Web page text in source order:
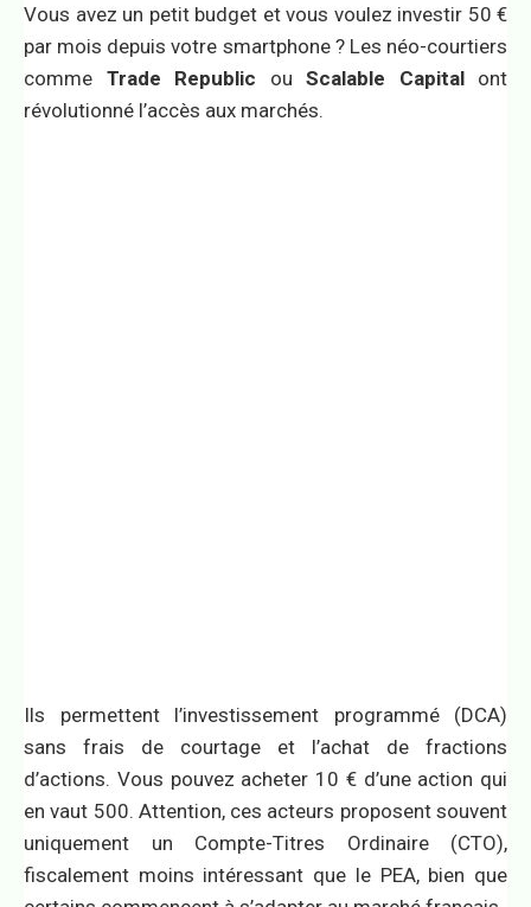
Vous avez un petit budget et vous voulez investir 50 €
par mois depuis votre smartphone ? Les néo-courtiers
comme Trade Republic ou Scalable Capitalont
révolutionné l’accès aux marchés.
Ils permettent l’investissement programmé (DCA)
sans frais de courtage et l’achat de fractions
d’actions. Vous pouvez acheter 10 € d’une action qui
en vaut 500. Attention, ces acteurs proposent souvent
uniquement un Compte-Titres Ordinaire (CTO),
fiscalement moins intéressant que le PEA, bien que